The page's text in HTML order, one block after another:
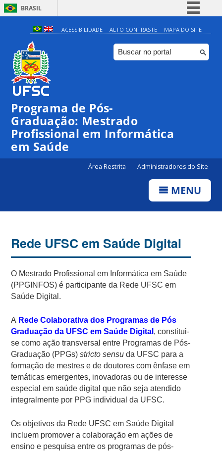
BRASIL
Simplifique!
Comunica BR
Participe
ACESSIBILIDADE ALTO CONTRASTE MAPA DO SITE
Programa de Pós-
Graduação: Mestrado
Profissional em Informática
em Saúde
Área Restrita Administradores do Site
MENU
Rede UFSC em Saúde Digital
O Mestrado Profissional em Informática em Saúde
(PPGINFOS) é participante da Rede UFSC em
Saúde Digital.
A Rede Colaborativa dos Programas de Pós
Graduação da UFSC em Saúde Digital , constitui-
se como ação transversal entre Programas de Pós-
Graduação (PPGs)stricto sensu da UFSC para a
formação de mestres e de doutores com ênfase em
temáticas emergentes, inovadoras ou de interesse
especial em saúde digital que não seja atendido
integralmente por PPG individual da UFSC.
Os objetivos da Rede UFSC em Saúde Digital
incluem promover a colaboração em ações de
ensino e pesquisa entre os programas de pós-